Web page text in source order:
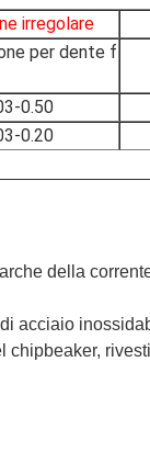
irregolare
per dente f
0.50
0.20
della
acciaio